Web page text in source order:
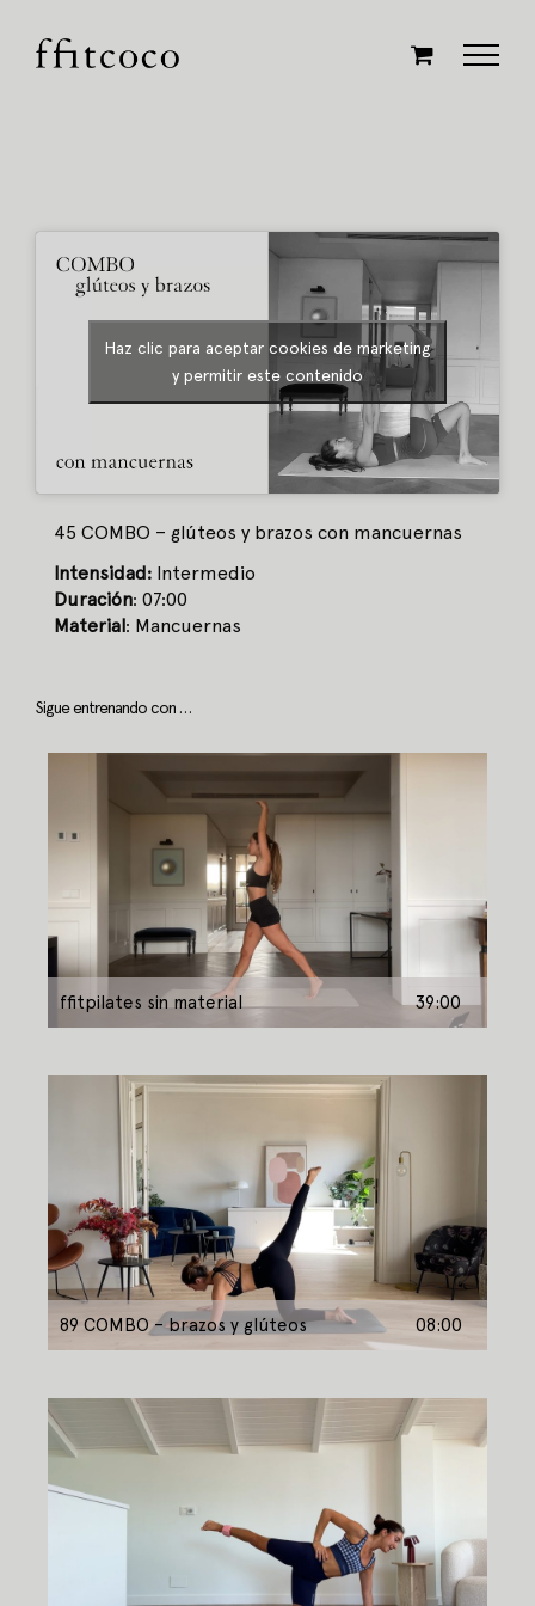
contenido
Haz clic para aceptar cookies de marketing
y permitir este contenido
45 COMBO – glúteos y brazos con mancuernas
Intensidad: Intermedio
Duración: 07:00
Material: Mancuernas
Sigue entrenando con …
ffitpilates sin material 39:00
89 COMBO – brazos y glúteos 08:00